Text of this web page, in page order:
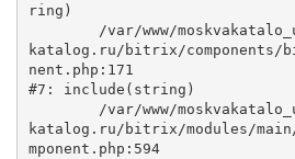
ring)
katalog.ru/bitrix/components/
nent.php:171
#7: include(string)
katalog.ru/bitrix/modules/
mponent.php:594